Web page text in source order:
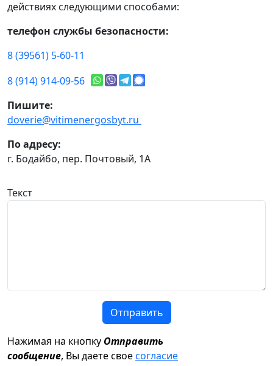
действиях следующими способами:
телефон службы безопасности:
8 (39561) 5-60-11
8 (914) 914-09-56
Пишите:
doverie@vitimenergosbyt.ru
По адресу:
г. Бодайбо, пер. Почтовый, 1А
Текст
Отправить
Нажимая на кнопку Отправить
сообщение, Вы даете своесогласие